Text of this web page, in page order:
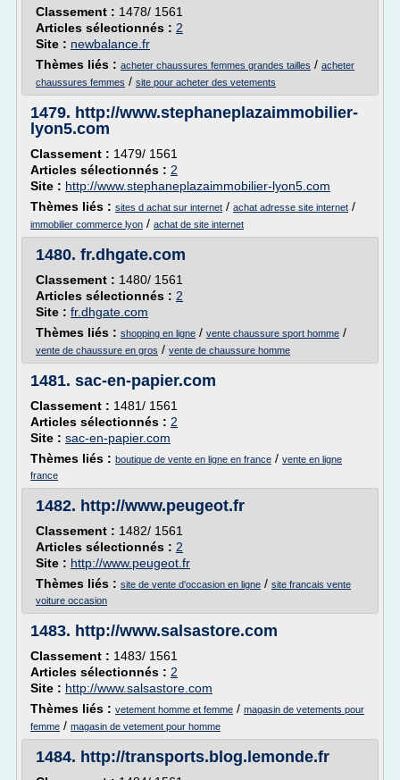
Classement : 1478/ 1561
Articles sélectionnés : 2
Site : newbalance.fr
Thèmes liés : acheter chaussures femmes grandes tailles / acheter
chaussures femmes / site pour acheter des vetements
1479. http://www.stephaneplazaimmobilier-
lyon5.com
Classement : 1479/ 1561
Articles sélectionnés : 2
Site : http://www.stephaneplazaimmobilier-lyon5.com
Thèmes liés : sites d achat sur internet / achat adresse site internet /
immobilier commerce lyon / achat de site internet
1480. fr.dhgate.com
Classement : 1480/ 1561
Articles sélectionnés : 2
Site : fr.dhgate.com
Thèmes liés : shopping en ligne / vente chaussure sport homme /
vente de chaussure en gros / vente de chaussure homme
1481. sac-en-papier.com
Classement : 1481/ 1561
Articles sélectionnés : 2
Site : sac-en-papier.com
Thèmes liés : boutique de vente en ligne en france / vente en ligne
france
1482. http://www.peugeot.fr
Classement : 1482/ 1561
Articles sélectionnés : 2
Site : http://www.peugeot.fr
Thèmes liés : site de vente d'occasion en ligne / site francais vente
voiture occasion
1483. http://www.salsastore.com
Classement : 1483/ 1561
Articles sélectionnés : 2
Site : http://www.salsastore.com
Thèmes liés : vetement homme et femme / magasin de vetements pour
femme / magasin de vetement pour homme
1484. http://transports.blog.lemonde.fr